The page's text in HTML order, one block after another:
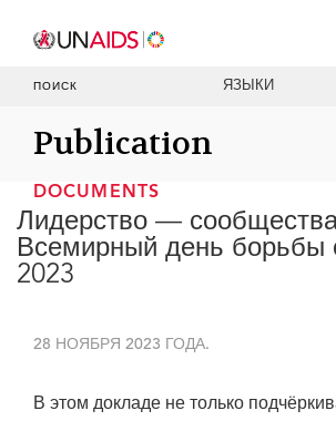
ПОИСК ЯЗЫКИ
Publication
DOCUMENTS
Лидерство —
Всемирный день
2023
28 НОЯБРЯ 2023 ГОДА.
В этом докладе не только